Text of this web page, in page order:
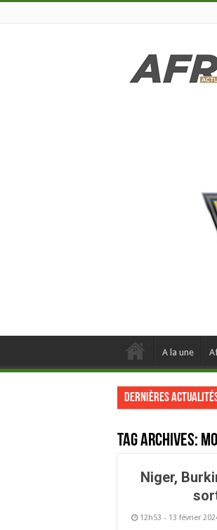
A la une
Dernières
Tag Archives:
Niger,
12h53 - 13 février